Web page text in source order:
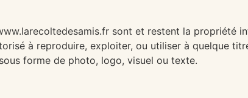
sont et restent la propriété
à reproduire, exploiter, ou utiliser à quelque
forme de photo, logo, visuel ou texte.